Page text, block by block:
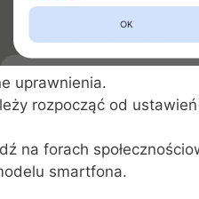
uprawnienia.
rozpocząć od
na forach
smartfona.